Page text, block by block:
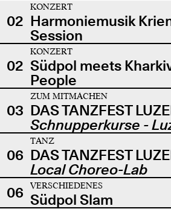
02
KONZERT
Harmoniemusik
Session
02
KONZERT
Südpol meets
People
03
ZUM MITMACHEN
DAS TANZFEST
Schnupperkurse -
06
TANZ
DAS TANZFEST
Local Choreo-Lab
06
VERSCHIEDENES
Südpol Slam